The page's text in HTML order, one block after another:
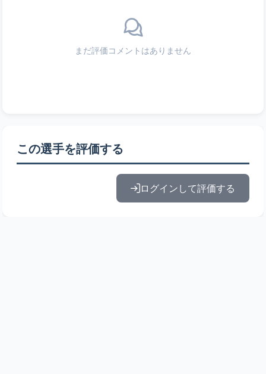
まだ評価コメントはありません
この選手を評価する
ログインして評価する